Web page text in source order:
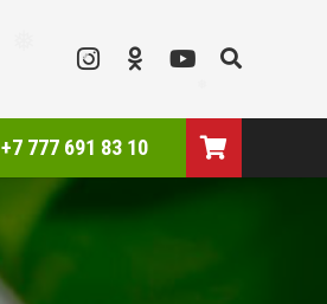
❅
+7 777 691 83 10